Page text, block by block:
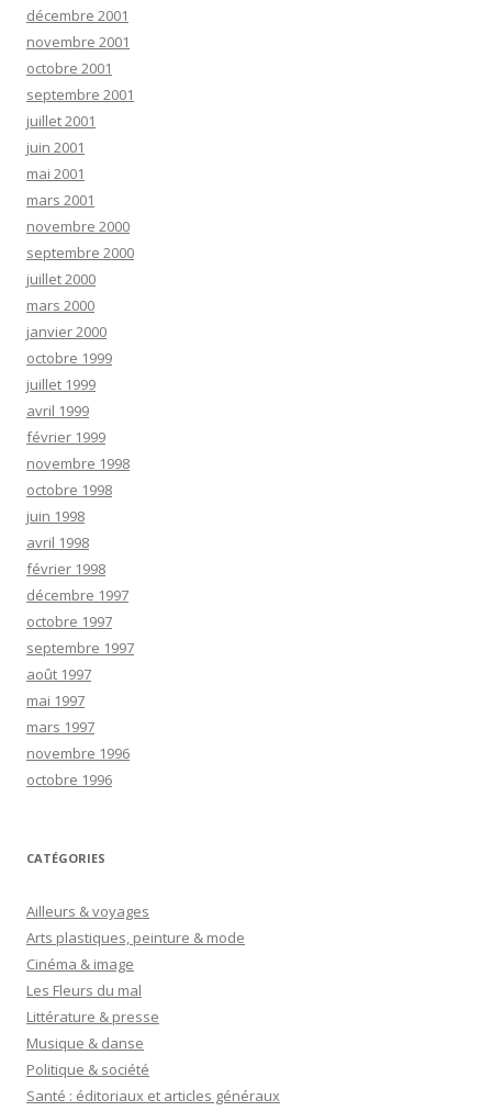
décembre 2001
novembre 2001
octobre 2001
septembre 2001
juillet 2001
juin 2001
mai 2001
mars 2001
novembre 2000
septembre 2000
juillet 2000
mars 2000
janvier 2000
octobre 1999
juillet 1999
avril 1999
février 1999
novembre 1998
octobre 1998
juin 1998
avril 1998
février 1998
décembre 1997
octobre 1997
septembre 1997
août 1997
mai 1997
mars 1997
novembre 1996
octobre 1996
CATÉGORIES
Ailleurs & voyages
Arts plastiques, peinture & mode
Cinéma & image
Les Fleurs du mal
Littérature & presse
Musique & danse
Politique & société
Santé : éditoriaux et articles généraux